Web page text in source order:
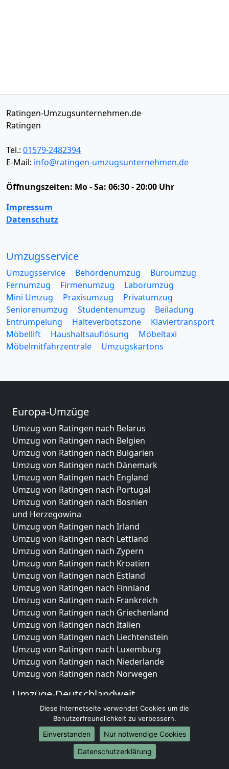
Ratingen-Umzugsunternehmen.de
Ratingen
Tel.: 01579-2482394
E-Mail: info@ratingen-umzugsunternehmen.de
Öffnungszeiten: Mo - Sa: 06:30 - 20:00 Uhr
Impressum
Datenschutz
Umzugsservice
Umzugsservice Behördenumzug
Büroumzug
Fernumzug
Firmenumzug
Laborumzug
Mini Umzug
Praxisumzug
Privatumzug
Seniorenumzug
Studentenumzug
Beiladung
Entrümpelung
Halteverbotszone
Klaviertransport
Möbellift
Haushaltsauflösung
Möbeltaxi
Möbelmitfahrzentrale
Umzugskartons
Europa-Umzüge
Umzug von Ratingen nach Belarus
Umzug von Ratingen nach Belgien
Umzug von Ratingen nach Bulgarien
Umzug von Ratingen nach Dänemark
Umzug von Ratingen nach England
Umzug von Ratingen nach Portugal
Umzug von Ratingen nach Bosnien
und Herzegowina
Umzug von Ratingen nach Irland
Umzug von Ratingen nach Lettland
Umzug von Ratingen nach Zypern
Umzug von Ratingen nach Kroatien
Umzug von Ratingen nach Estland
Umzug von Ratingen nach Finnland
Umzug von Ratingen nach Frankreich
Umzug von Ratingen nach Griechenland
Umzug von Ratingen nach Italien
Umzug von Ratingen nach Liechtenstein
Umzug von Ratingen nach Luxemburg
Umzug von Ratingen nach Niederlande
Umzug von Ratingen nach Norwegen
Umzüge-Deutschlandweit
Umzug von Ratingen nach Berlin
Umzug von Ratingen nach Hamburg
Umzug von Ratingen nach München
Umzug von Ratingen nach Köln
Umzug von Ratingen nach Frankfurt am Main
Diese Internetseite verwendet Cookies um die
Benutzerfreundlichkeit zu verbessern.
Einverstanden
Nur notwendige Cookies
Datenschutzerklärung